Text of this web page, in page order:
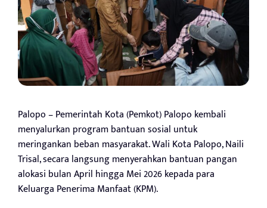
Palopo – Pemerintah Kota (Pemkot) Palopo kembali
menyalurkan program bantuan sosial untuk
meringankan beban masyarakat. Wali Kota Palopo, Naili
Trisal, secara langsung menyerahkan bantuan pangan
alokasi bulan April hingga Mei 2026 kepada para
Keluarga Penerima Manfaat (KPM).